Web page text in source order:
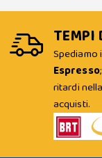
TEMPI
Spediamo
Espresso
ritardi
acquisti.